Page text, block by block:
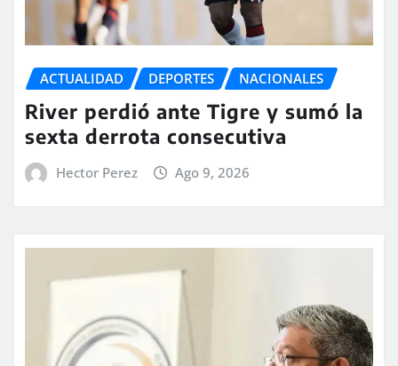
ACTUALIDAD DEPORTES NACIONALES
River perdió ante Tigre y sumó la
sexta derrota consecutiva
Hector Perez Ago 9, 2026